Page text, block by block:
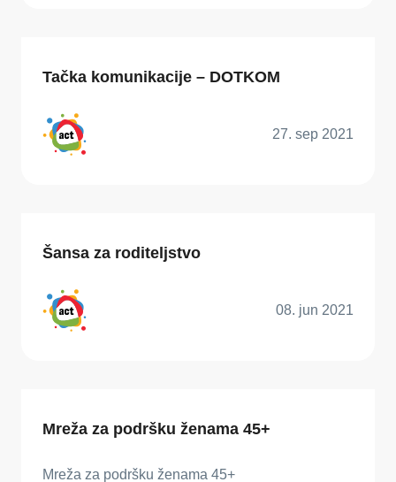
Tačka komunikacije – DOTKOM
27. sep 2021
Šansa za roditeljstvo
08. jun 2021
Mreža za podršku ženama 45+
Mreža za podršku ženama 45+